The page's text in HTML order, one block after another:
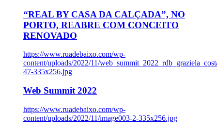
“REAL BY CASA DA CALÇADA”, NO
PORTO, REABRE COM CONCEITO
RENOVADO
https://www.ruadebaixo.com/wp-
content/uploads/2022/11/
47-335x256.jpg
Web Summit 2022
https://www.ruadebaixo.com/wp-
content/uploads/2022/11/image003-2-335x256.jpg